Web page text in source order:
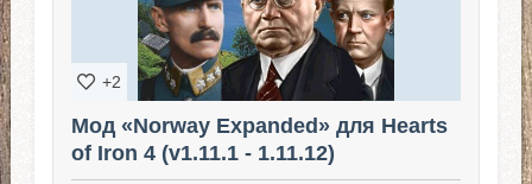
+2
Мод «Norway Expanded» для Hearts
of Iron 4 (v1.11.1 - 1.11.12)